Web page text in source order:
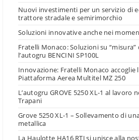
Nuovi investimenti per un servizio di
trattore stradale e semirimorchio
Soluzioni innovative anche nei
Fratelli Monaco: Soluzioni su “misura”
l’autogru BENCINI SP100L
Innovazione: Fratelli Monaco accoglie
Piattaforma Aerea Multitel MZ 250
L’autogru GROVE 5250 XL-1 al lavoro
Trapani
Grove 5250 XL-1 – Sollevamento di
metallica
La Haulotte HA16 RTJ si unisce alla